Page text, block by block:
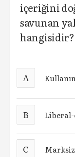
içeriğini
savunan
hangisidir?
A
B Liberal-
C